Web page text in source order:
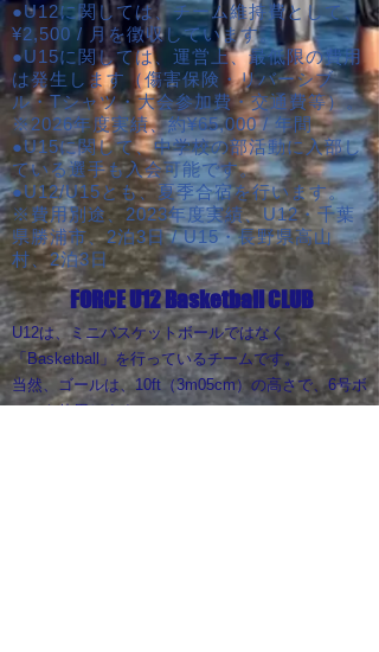
●U12に関しては、チーム維持費として、
¥2,500 / 月を徴収しています。
●U15に関しては、運営上、最低限の費用
は発生します（傷害保険・リバーシブ
ル・Tシャツ・大会参加費・交通費等）。
※2026年度実績、約¥65,000 / 年間
●U15に関して、中学校の部活動に入部し
ている選手も入会可能です。
●U12/U15とも、夏季合宿を行います。
※費用別途、2023年度実績、U12・千葉
県勝浦市、2泊3日 / U15・長野県高山
村、2泊3日
FORCE U12 Basketball CLUB
​U12は、ミニバスケットボールではなく
「Basketball」を行っているチームです。
​当然、ゴールは、10ft（3m05cm）の高さで、6号ボ
ールを使用します。